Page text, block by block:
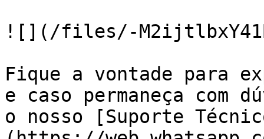
![](/files/-
Fique a vontade para
e caso permaneça com
o nosso [Suporte